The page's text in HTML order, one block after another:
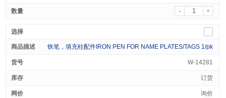
- +
铁笔，填充柱配件IRON PEN FOR NAME PLATES/TAGS 1/pk
W-14281
订货
询价